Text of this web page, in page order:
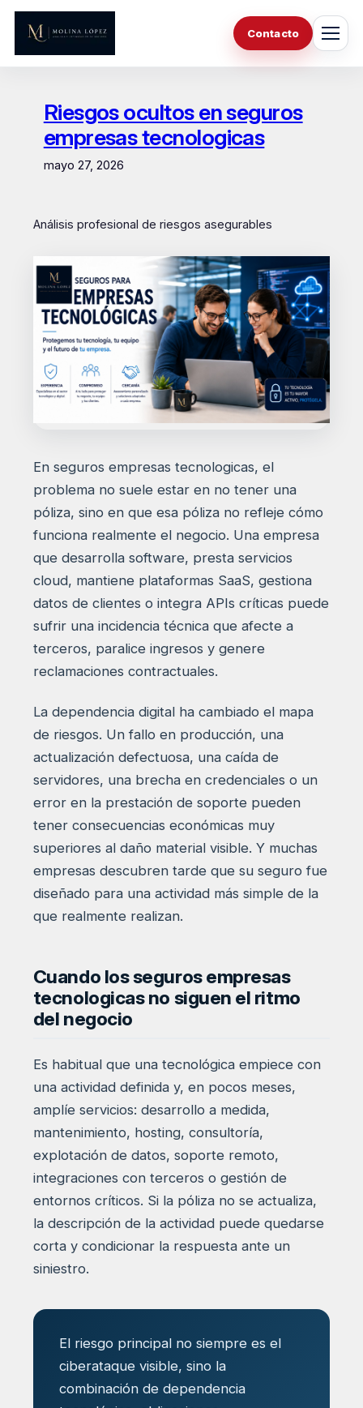
Saltar
contenido
Contacto
Riesgos ocultos en seguros
empresas tecnologicas
mayo 27, 2026
Análisis profesional de riesgos asegurables
En seguros empresas tecnologicas, el
problema no suele estar en no tener una
póliza, sino en que esa póliza no refleje cómo
funciona realmente el negocio. Una empresa
que desarrolla software, presta servicios
cloud, mantiene plataformas SaaS, gestiona
datos de clientes o integra APIs críticas puede
sufrir una incidencia técnica que afecte a
terceros, paralice ingresos y genere
reclamaciones contractuales.
La dependencia digital ha cambiado el mapa
de riesgos. Un fallo en producción, una
actualización defectuosa, una caída de
servidores, una brecha en credenciales o un
error en la prestación de soporte pueden
tener consecuencias económicas muy
superiores al daño material visible. Y muchas
empresas descubren tarde que su seguro fue
diseñado para una actividad más simple de la
que realmente realizan.
Cuando los seguros empresas
tecnologicas no siguen el ritmo
del negocio
Es habitual que una tecnológica empiece con
una actividad definida y, en pocos meses,
amplíe servicios: desarrollo a medida,
mantenimiento, hosting, consultoría,
explotación de datos, soporte remoto,
integraciones con terceros o gestión de
entornos críticos. Si la póliza no se actualiza,
la descripción de la actividad puede quedarse
corta y condicionar la respuesta ante un
siniestro.
El riesgo principal no siempre es el
ciberataque visible, sino la
combinación de dependencia